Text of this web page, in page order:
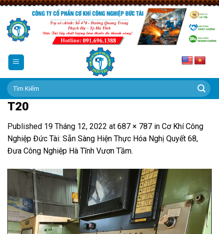
Skip
content
Tìm
kiếm:
T20
Published 19 Tháng 12, 2022 at 687 × 787 in Cơ Khí Công
Nghiệp Đức Tài: Sẵn Sàng Hiện Thực Hóa Nghị Quyết 68,
Đưa Công Nghiệp Hà Tĩnh Vươn Tầm.